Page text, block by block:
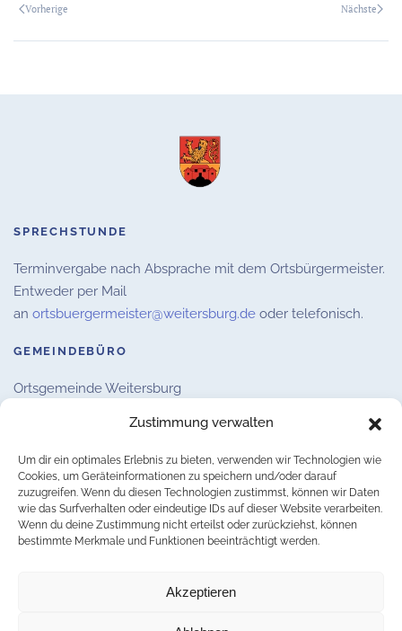
Zustimmung verwalten
Um dir ein optimales Erlebnis zu bieten, verwenden wir Technologien wie
Cookies, um Geräteinformationen zu speichern und/oder darauf
zuzugreifen. Wenn du diesen Technologien zustimmst, können wir Daten
wie das Surfverhalten oder eindeutige IDs auf dieser Website verarbeiten.
Wenn du deine Zustimmung nicht erteilst oder zurückziehst, können
bestimmte Merkmale und Funktionen beeinträchtigt werden.
Akzeptieren
Vorherige Nächste
GEMEINDEBÜRO
Ortsgemeinde Weitersburg
E-Mail:
info@weitersburg.de
Telefon: 02622 – 14142
Telefax: 02622 – 9073187
SPRECHSTUNDE
Terminvergabe nach Absprache mit dem Ortsbürgermeister.
Entweder per Mail
an ortsbuergermeister@weitersburg.de oder telefonisch.
DATENSCHUTZ
IMPRESSUM